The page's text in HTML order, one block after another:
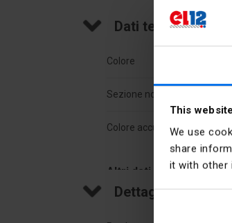
This
We use
share
it with other
Dati tecnici
Colore
Sezione nominale [mm²]
Colore accurato
Altri dati tecnici
Dettagli del